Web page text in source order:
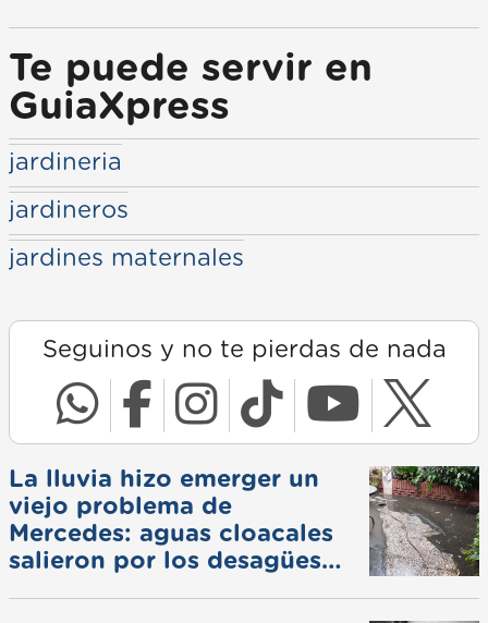
Te puede servir en
GuiaXpress
jardineria
jardineros
jardines maternales
Seguinos y no te pierdas de nada
La lluvia hizo emerger un
viejo problema de
Mercedes: aguas cloacales
salieron por los desagües